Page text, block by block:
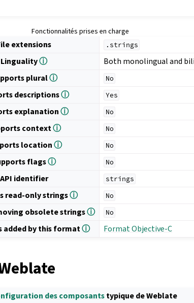
Fonctionnalités prises en charge
extensions .strings
Lingualityⓘ
Both monolingual and
pluralⓘ No
descriptionsⓘ Yes
explanationⓘ No
contextⓘ No
locationⓘ No
flagsⓘ No
API identifier strings
read-only stringsⓘ No
obsolete stringsⓘ No
added by this formatⓘ Format Objective-C
des composantstypique de Weblate